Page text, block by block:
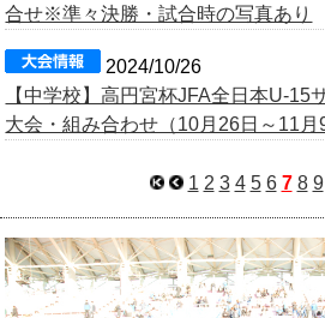
合せ※準々決勝・試合時の写真あり
2024/10/26
【中学校】高円宮杯JFA全日本U-15
大会・組み合わせ（10月26日～11月
1 2 3 4 5 6 7 8 9